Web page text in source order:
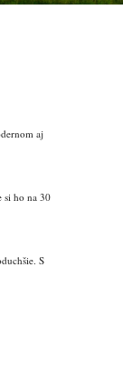
aj
si ho na 30
S